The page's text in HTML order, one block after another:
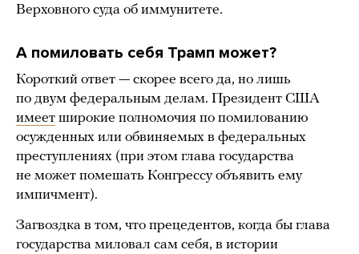
Верховного суда об иммунитете.
А помиловать себя Трамп может?
Короткий ответ — скорее всего да, но лишь
по двум федеральным делам. Президент США
имеет широкие полномочия по помилованию
осужденных или обвиняемых в федеральных
преступлениях (при этом глава государства
не может помешать Конгрессу объявить ему
импичмент).
Загвоздка в том, что прецедентов, когда бы глава
государства миловал сам себя, в истории